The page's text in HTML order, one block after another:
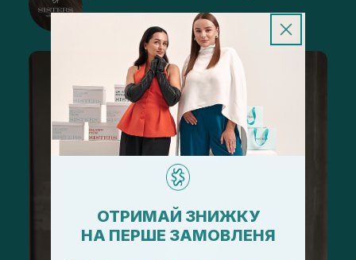
ОТРИМАЙ ЗНИЖКУ
НА ПЕРШЕ ЗАМОВЛЕНЯ